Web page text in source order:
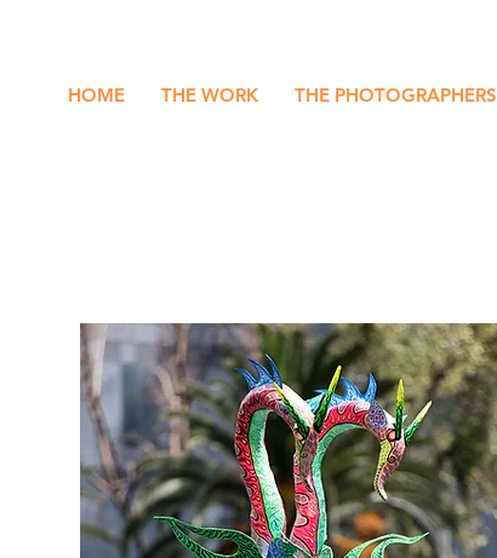
HOME THE WORK THE PHOTOGRAPHERS